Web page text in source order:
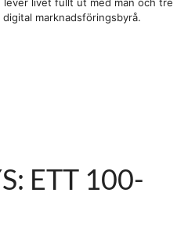
lever livet fullt ut med man och tre
marknadsföringsbyrå.
ETT 100-